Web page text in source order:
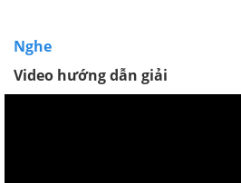
Nghe
Video hướng dẫn giải